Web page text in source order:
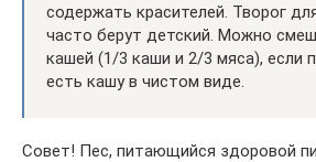
содержать красителей. Творог
часто берут детский. Можно
кашей (1/3 каши и 2/3 мяса), если
есть кашу в чистом виде.
Совет! Пес, питающийся здоровой